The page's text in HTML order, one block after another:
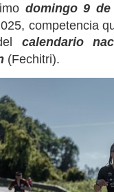
domingo 9 de
competencia
calendario
(Fechitri).